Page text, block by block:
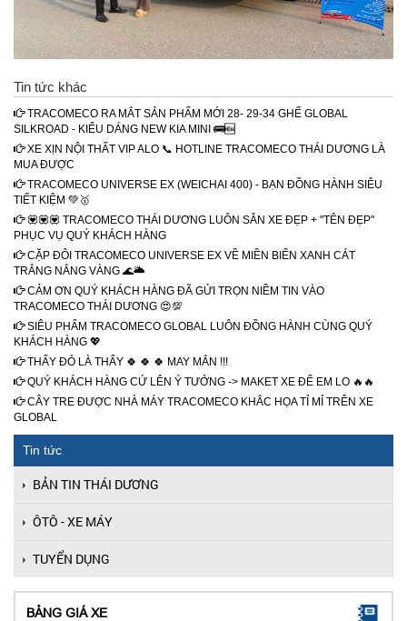
Tin tức khác
TRACOMECO RA MẮT SẢN PHẨM MỚI 28- 29-34 GHẾ GLOBAL
SILKROAD - KIỂU DÁNG NEW KIA MINI 🚌🆕
XE XỊN NỘI THẤT VIP ALO 📞 HOTLINE TRACOMECO THÁI DƯƠNG LÀ
MUA ĐƯỢC
TRACOMECO UNIVERSE EX (WEICHAI 400) - BẠN ĐỒNG HÀNH SIÊU
TIẾT KIỆM 💚🥇
💟💟💟 TRACOMECO THÁI DƯƠNG LUÔN SẴN XE ĐẸP + "TÊN ĐẸP"
PHỤC VỤ QUÝ KHÁCH HÀNG
CẶP ĐÔI TRACOMECO UNIVERSE EX VỀ MIỀN BIỂN XANH CÁT
TRẮNG NẮNG VÀNG 🌊🌥️
CẢM ƠN QUÝ KHÁCH HÀNG ĐÃ GỬI TRỌN NIỀM TIN VÀO
TRACOMECO THÁI DƯƠNG 😍💯
SIÊU PHẨM TRACOMECO GLOBAL LUÔN ĐỒNG HÀNH CÙNG QUÝ
KHÁCH HÀNG 💖
THẤY ĐỎ LÀ THẤY 🍀 🍀 🍀 MAY MẮN !!!
QUÝ KHÁCH HÀNG CỨ LÊN Ý TƯỞNG -> MAKET XE ĐỂ EM LO 🔥🔥
CÂY TRE ĐƯỢC NHÀ MÁY TRACOMECO KHẮC HỌA TỈ MỈ TRÊN XE
GLOBAL
Tin tức
BẢN TIN THÁI DƯƠNG
ÔTÔ - XE MÁY
TUYỂN DỤNG
BẢNG GIÁ XE